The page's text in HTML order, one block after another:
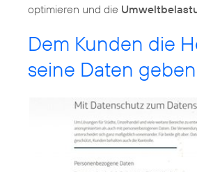
optimieren und die
Dem Kunden die
seine Daten geben